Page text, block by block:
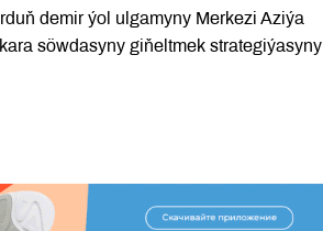
demir ýol ulgamyny Merkezi Aziýa
söwdasyny giňeltmek strategiýasyny